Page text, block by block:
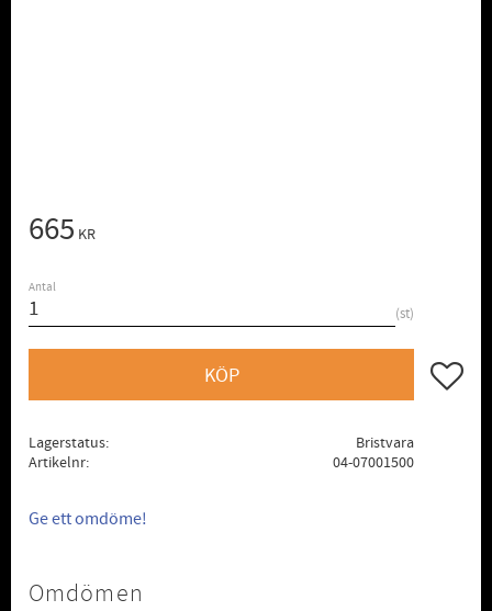
665 KR
Antal
st
KÖP Lägg
Lagerstatus
Bristvara
Artikelnr
04-07001500
Ge ett omdöme!
Omdömen